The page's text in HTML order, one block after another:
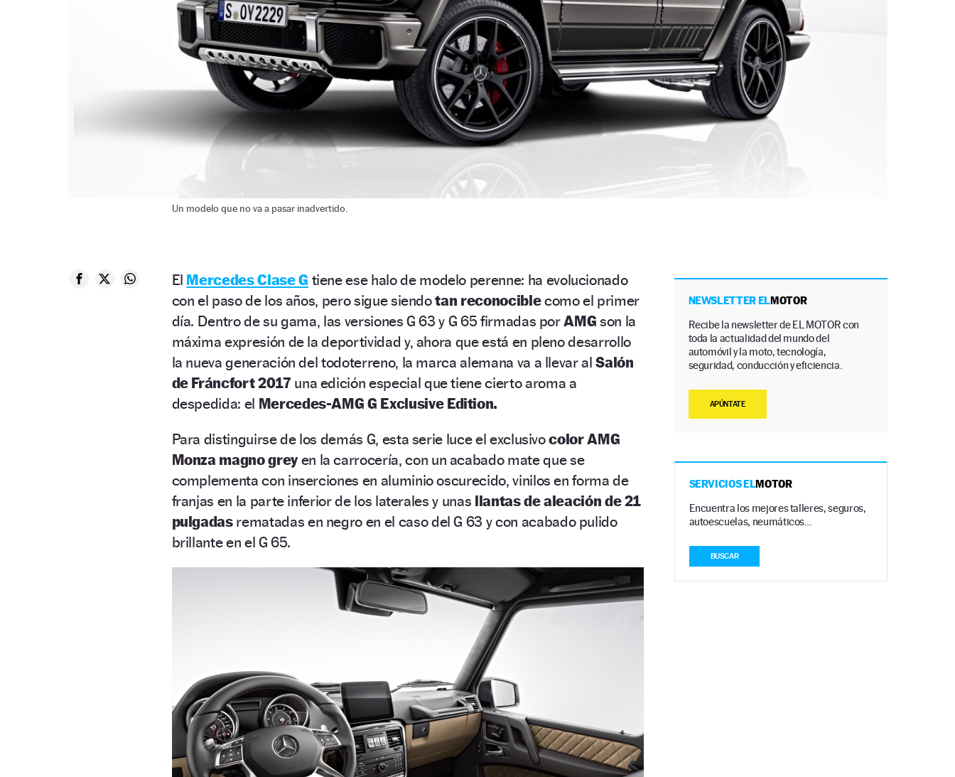
Un modelo que no va a pasar inadvertido.
El Mercedes Clase G tiene ese halo de modelo perenne: ha evolucionado
con el paso de los años, pero sigue siendotan reconociblecomo el primer
día. Dentro de su gama, las versiones G 63 y G 65 firmadas porAMG son la
máxima expresión de la deportividad y, ahora que está en pleno desarrollo
la nueva generación del todoterreno, la marca alemana va a llevar alSalón
de Fráncfort 2017 una edición especial que tiene cierto aroma a
despedida: el Mercedes-AMG G Exclusive Edition.
Para distinguirse de los demás G, esta serie luce el exclusivocolor AMG
Monza magno greyen la carrocería, con un acabado mate que se
complementa con inserciones en aluminio oscurecido, vinilos en forma de
franjas en la parte inferior de los laterales y unas llantas de aleación de 21
pulgadasrematadas en negro en el caso del G 63 y con acabado pulido
brillante en el G 65.
NEWSLETTER ELMOTOR
Recibe la newsletter de EL MOTOR con
toda la actualidad del mundo del
automóvil y la moto, tecnología,
seguridad, conducción y eficiencia.
APÚNTATE
SERVICIOS ELMOTOR
Encuentra los mejores talleres, seguros,
autoescuelas, neumáticos…
BUSCAR